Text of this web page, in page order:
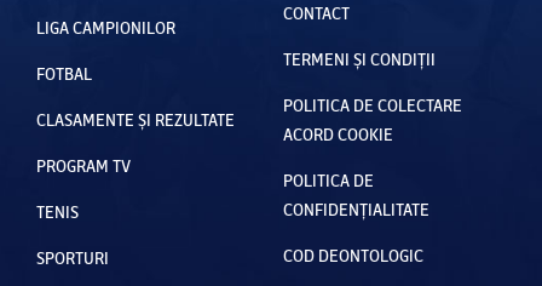
LIGA CAMPIONILOR
FOTBAL
CLASAMENTE ȘI REZULTATE
PROGRAM TV
TENIS
SPORTURI
CONTACT
TERMENI ȘI CONDIȚII
POLITICA DE COLECTARE
ACORD COOKIE
POLITICA DE
CONFIDENȚIALITATE
COD DEONTOLOGIC